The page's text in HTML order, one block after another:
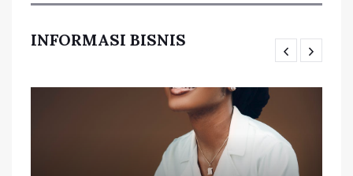
INFORMASI BISNIS